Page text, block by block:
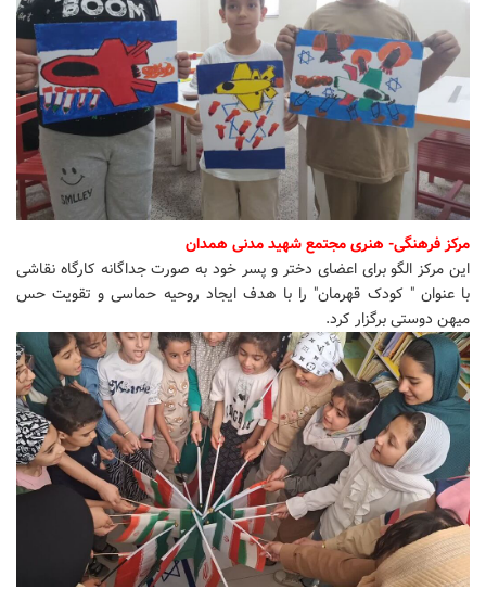
مرکز فرهنگی- هنری مجتمع شهید مدنی همدان
این مرکز الگو برای اعضای دختر و پسر خود به صورت جداگانه کارگاه نقاشی
با عنوان " کودک قهرمان" را با هدف ایجاد روحیه حماسی و تقویت حس
میهن دوستی برگزار کرد.